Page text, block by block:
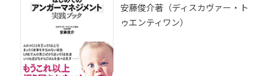
安藤俊介著（ディスカヴァー・ト
ゥエンティワン）